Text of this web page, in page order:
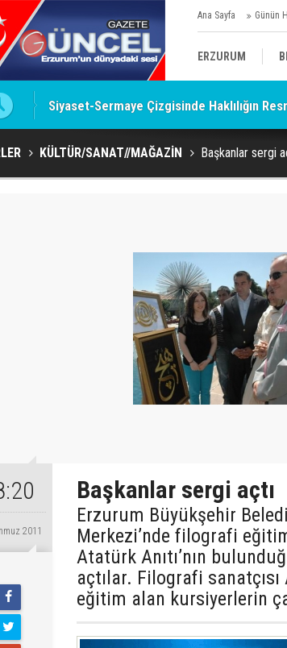
Ana Sayfa Günün
ERZURUM
SİYASET
KÜLTÜR/
Siyaset-Sermaye Çizgisinde Haklılığın
KÜLTÜR/SANAT//MAĞAZİN Başkanlar sergi
2011
Başkanlar sergi açtı
Erzurum Büyükşehir
Merkezi’nde filografi
Atatürk Anıtı’nın
açtılar. Filografi sanatçısı
eğitim alan kursiyerlerin